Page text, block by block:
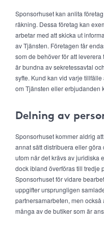
Sponsorhuset kan anlita
räkning. Dessa företag kan
arbetar med att skicka ut
av Tjänsten. Företagen får
som de behöver för att
är bundna av sekretessavtal
syfte. Kund kan vid varje
om Tjänsten eller erbjudanden
Delning av
Sponsorhuset kommer aldrig
annat sätt distribuera eller
utom när det krävs av juridiska
dock ibland överföras till tredje
Sponsorhuset för vidare
uppgifter ursprungligen
partnersamarbeten, men
många av de butiker som är